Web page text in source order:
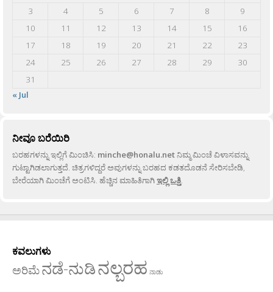
3
4 5 6 7 8
9
10
11 12 13 14 15
16
17
18 19 20 21 22
23
24
25 26 27 28 29
30
31
« Jul
ನೀವೂ ಬರೆಯಿರಿ
ಬರಹಗಳನ್ನು ಇಲ್ಲಿಗೆ ಮಿಂಚಿಸಿ: minche@honalu.netನಿಮ್ಮ ಮಿಂಚೆ ವಿಳಾಸವನ್ನು
ಗುಟ್ಟಾಗಿಡಲಾಗುತ್ತದೆ. ಚಿತ್ರಗಳಿದ್ದರೆ ಅವುಗಳನ್ನು ಬರಹದ ಕಡತದೊಡನೆ ಸೇರಿಸಬೇಡಿ,
ಬೇರೆಯಾಗಿ ಮಿಂಚೆಗೆ ಅಂಟಿಸಿ. ಹೆಚ್ಚಿನ ಮಾಹಿತಿಗಾಗಿಇಲ್ಲಿ ಒತ್ತಿ.
ಕವಲುಗಳು
ಅರಿಮೆನಡೆ-ನುಡಿನಲ್ಬರಹ ನಾಡು